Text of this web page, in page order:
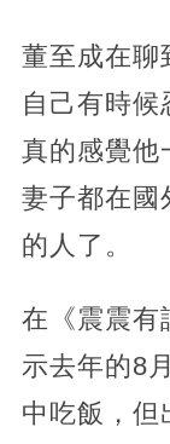
董至成在聊
自己有時候
真的感覺他
妻子都在國
的人了。
在《震震有
示去年的8
中吃飯，但